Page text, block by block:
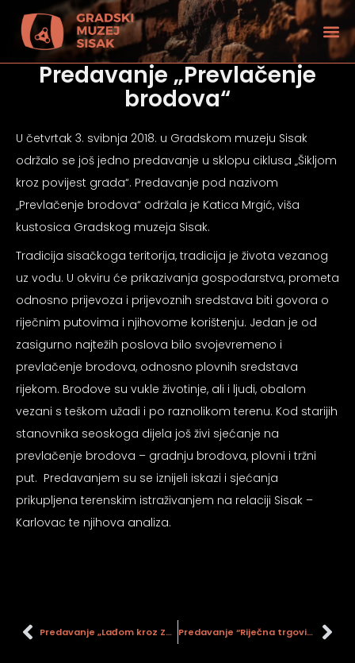
Predavanje „Prevlačenje
brodova“
U četvrtak 3. svibnja 2018. u Gradskom muzeju Sisak
održalo se još jedno predavanje u sklopu ciklusa „Šikljom
kroz povijest grada“. Predavanje pod nazivom
„Prevlačenje brodova“ održala je Katica Mrgić, viša
kustosica Gradskog muzeja Sisak.
Tradicija sisačkoga teritorija, tradicija je života vezanog
uz vodu. U okviru će prikazivanja gospodarstva, prometa
odnosno prijevoza i prijevoznih sredstava biti govora o
riječnim putovima i njihovome korištenju. Jedan je od
zasigurno najtežih poslova bilo svojevremeno i
prevlačenje brodova, odnosno plovnih sredstava
rijekom. Brodove su vukle životinje, ali i ljudi, obalom
vezani s teškom užadi i po raznolikom terenu. Kod starijih
stanovnika seoskoga dijela još živi sjećanje na
prevlačenje brodova – gradnju brodova, plovni i tržni
put. Predavanjem su se iznijeli iskazi i sjećanja
prikupljena terenskim istraživanjem na relaciji Sisak –
Karlovac te njihova analiza.
Predavanje „Lađom kroz Zyzek“ Predavanje “Riječna trgovina Siska u 18. i 19. stoljeću“
vida